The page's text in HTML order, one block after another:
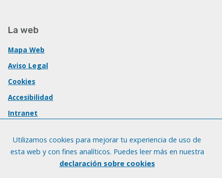
La web
Mapa Web
Aviso Legal
Cookies
Accesibilidad
Intranet
Utilizamos cookies para mejorar tu experiencia de uso de
esta web y con fines analíticos. Puedes leer más en nuestra
declaración sobre cookies